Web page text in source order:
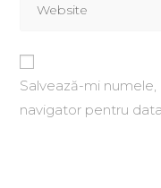
Salvează-mi
navigator pentru